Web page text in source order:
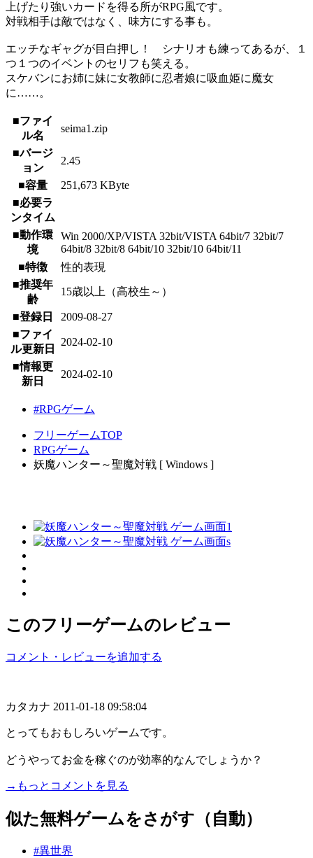
上げたり強いカードを得る所がRPG風です。
対戦相手は敵ではなく、味方にする事も。
エッチなギャグが目白押し！ シナリオも練ってあるが、１
つ１つのイベントのセリフも笑える。
スケバンにお姉に妹に女教師に忍者娘に吸血姫に魔女
に……。
■ファイ
ル名
seima1.zip
■バージ
ョン
2.45
■容量
251,673 KByte
■必要ラ
ンタイム
■動作環
境
Win 2000/XP/VISTA 32bit/VISTA 64bit/7 32bit/7
64bit/8 32bit/8 64bit/10 32bit/10 64bit/11
■特徴
性的表現
■推奨年
齢
15歳以上（高校生～）
■登録日
2009-08-27
■ファイ
ル更新日
2024-02-10
■情報更
新日
2024-02-10
#RPGゲーム
フリーゲームTOP
RPGゲーム
妖魔ハンター～聖魔対戦 [ Windows ]
このフリーゲームのレビュー
コメント・レビューを追加する
カタカナ 2011-01-18 09:58:04
とってもおもしろいゲームです。
どうやってお金を稼ぐのが効率的なんでしょうか？
→もっとコメントを見る
似た無料ゲームをさがす（自動）
#異世界